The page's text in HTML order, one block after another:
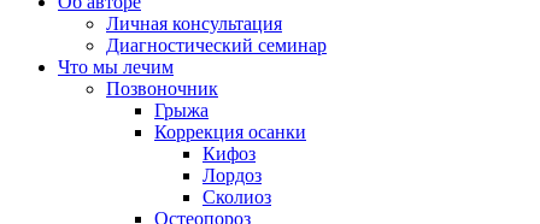
Личная консультация
Диагностический семинар
Что мы лечим
Позвоночник
Грыжа
Коррекция осанки
Кифоз
Лордоз
Сколиоз
Остеопороз